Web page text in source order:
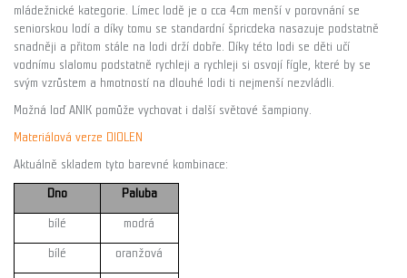
mládežnické kategorie. Límec lodě je o cca 4cm menší v porovnání se
seniorskou lodí a díky tomu se standardní špricdeka nasazuje podstatně
snadněji a přitom stále na lodi drží dobře. Díky této lodi se děti učí
vodnímu slalomu podstatně rychleji a rychleji si osvojí fígle, které by se
svým vzrůstem a hmotností na dlouhé lodi ti nejmenší nezvládli.
Možná loď ANIK pomůže vychovat i další světové šampiony.
Materiálová verze DIOLEN
Aktuálně skladem tyto barevné kombinace:
Dno Paluba
bílé modrá
bílé oranžová